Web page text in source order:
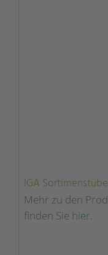
IGA
Mehr zu den
finden Sie hier.